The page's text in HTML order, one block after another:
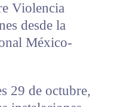
Violencia
desde la
México-
29 de octubre,